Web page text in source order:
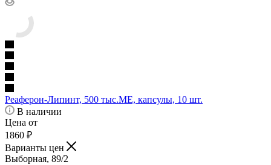
Реаферон-Липинт, 500 тыс.МЕ, капсулы, 10 шт.
В наличии
Цена от
1860 ₽
Варианты цен
Выборная, 89/2